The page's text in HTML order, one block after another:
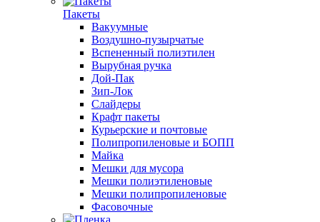
Пакеты
Вакуумные
Воздушно-пузырчатые
Вспененный полиэтилен
Вырубная ручка
Дой-Пак
Зип-Лок
Слайдеры
Крафт пакеты
Курьерские и почтовые
Полипропиленовые и БОПП
Майка
Мешки для мусора
Мешки полиэтиленовые
Мешки полипропиленовые
Фасовочные